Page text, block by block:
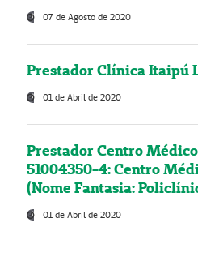
07 de Agosto de 2020
Prestador Clínica Itaipú
01 de Abril de 2020
Prestador Centro
51004350-4: Centro
(Nome Fantasia:
01 de Abril de 2020